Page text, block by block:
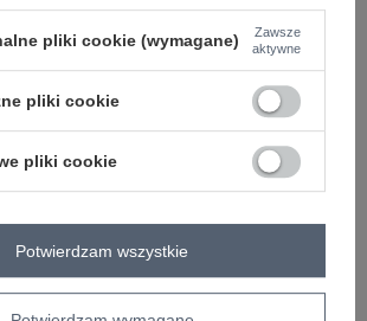
Zobacz wszystkie kolory (+6)
SIĘ I ZOBACZ CENĘ
pomożemy.
pliki cookie (wymagane)
Zawsze
aktywne
pliki cookie
pliki cookie
Potwierdzam wszystkie